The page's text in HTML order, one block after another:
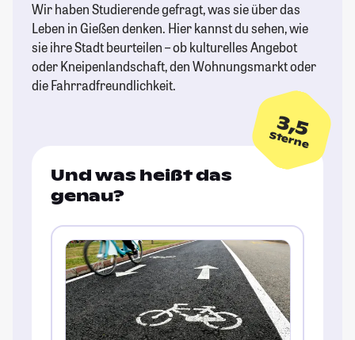
Wir haben Studierende gefragt, was sie über das
Leben in Gießen denken. Hier kannst du sehen, wie
sie ihre Stadt beurteilen – ob kulturelles Angebot
oder Kneipenlandschaft, den Wohnungsmarkt oder
die Fahrradfreundlichkeit.
3,5
Sterne
Und was heißt das
genau?